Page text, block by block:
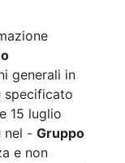
generali in
specificato
15 luglio
nel - Gruppo
e non